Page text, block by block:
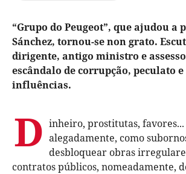
“Grupo do Peugeot”, que ajudou a
Sánchez, tornou-se non grato.
dirigente, antigo ministro e
escândalo de corrupção, peculato
influências.
D inheiro, prostitutas,
alegadamente, como
desbloquear obras
contratos públicos, nomeadamente,